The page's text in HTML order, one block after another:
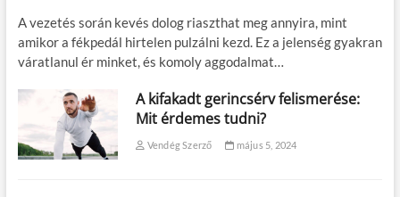
A vezetés során kevés dolog riaszthat meg annyira, mint
amikor a fékpedál hirtelen pulzálni kezd. Ez a jelenség gyakran
váratlanul ér minket, és komoly aggodalmat…
A kifakadt gerincsérv felismerése:
Mit érdemes tudni?
Vendég Szerző május 5, 2024